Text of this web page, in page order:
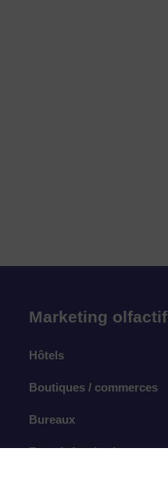
Marketing olfactif
Hôtels
Boutiques / commerces
Bureaux
French Art de vivre